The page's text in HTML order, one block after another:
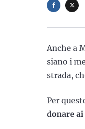
Anche a
siano i
strada,
Per
donare